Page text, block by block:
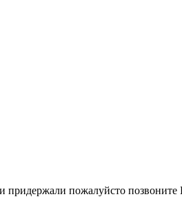
придержали пожалуйсто